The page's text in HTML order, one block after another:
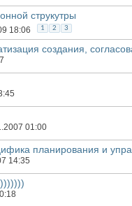
струкутры
18:06 1 2 3
создания,
01:00
планирования и
14:35